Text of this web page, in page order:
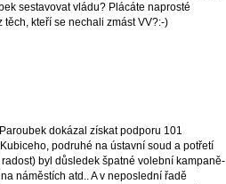
sestavovat vládu? Plácáte naprosté
kteří se nechali zmást VV?:-)
dokázal získat podporu 101
podruhé na ústavní soud a potřetí
byl důsledek špatné volební kampaně-
náměstích atd.. A v neposlední řadě